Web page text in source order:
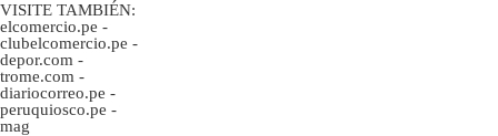
VISITE TAMBIÉN:
elcomercio.pe -
clubelcomercio.pe -
depor.com -
trome.com -
diariocorreo.pe -
peruquiosco.pe -
mag